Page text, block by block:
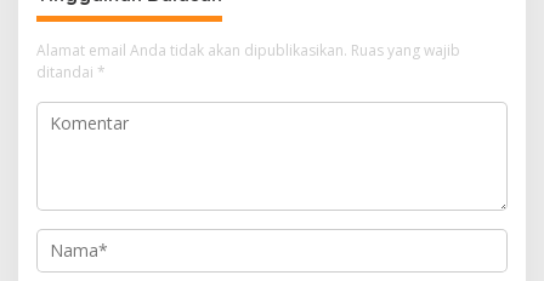
Alamat email Anda tidak akan dipublikasikan. Ruas yang wajib
ditandai *